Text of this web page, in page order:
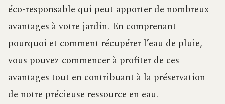
éco-responsable qui peut apporter de nombreux
avantages à votre jardin. En comprenant
pourquoi et comment récupérer l’eau de pluie,
vous pouvez commencer à profiter de ces
avantages tout en contribuant à la préservation
de notre précieuse ressource en eau.